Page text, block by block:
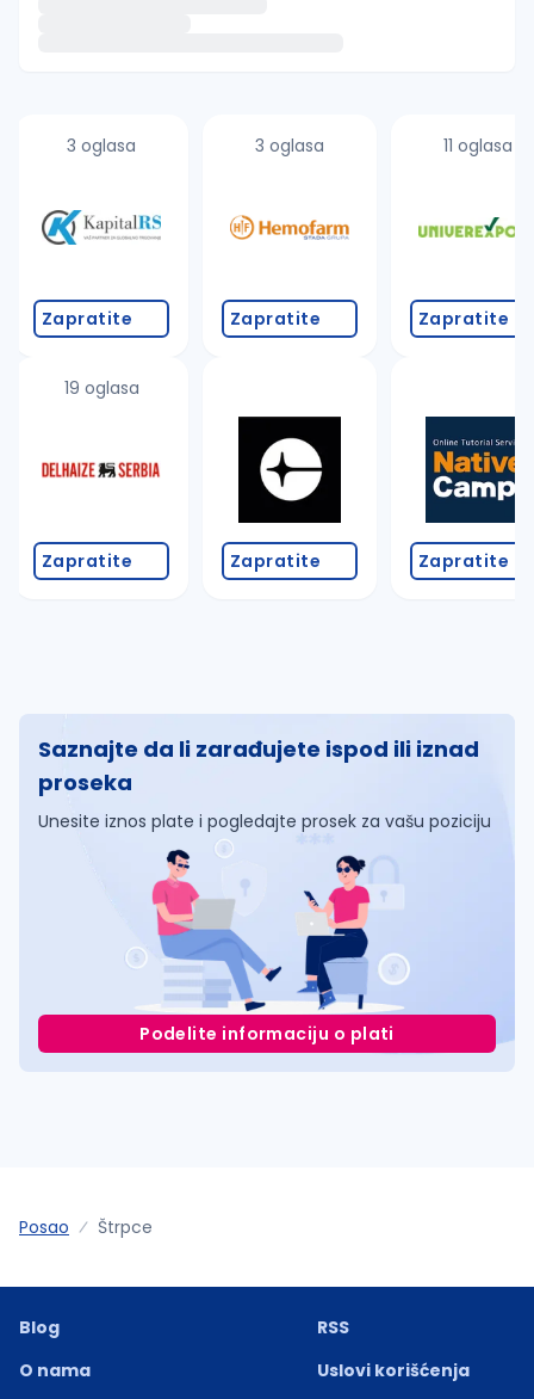
proverite pravopisne greške (koristite č, ć, š, đ,
promenite odabrane filtere pretrage
3 oglasa
Zapratite
19 oglasa
Zapratite
3 oglasa
Zapratite
Zapratite
11 oglasa
Zapratite
Zapratite
Saznajte da li zarađujete ispod ili iznad
proseka
Unesite iznos plate i pogledajte prosek za vašu poziciju
Podelite informaciju o plati
Posao Štrpce
Blog
O nama
RSS
Uslovi korišćenja